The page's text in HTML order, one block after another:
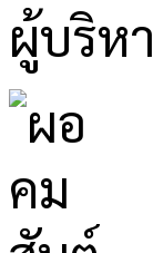
ผู้บริห